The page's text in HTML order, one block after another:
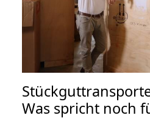
Was spricht noch